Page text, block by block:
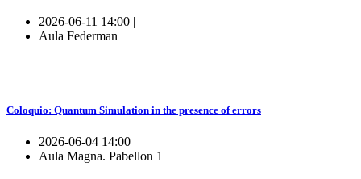
2026-06-11 14:00 |
Aula Federman
Coloquio: Quantum Simulation in the presence of errors
2026-06-04 14:00 |
Aula Magna. Pabellon 1